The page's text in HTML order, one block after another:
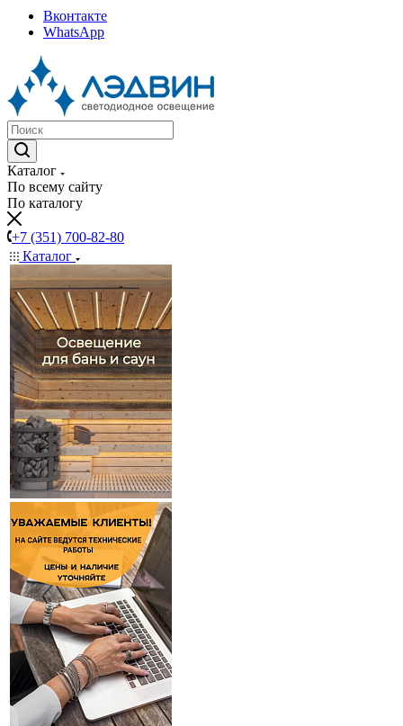
Вконтакте
WhatsApp
Каталог
По всему сайту
По каталогу
+7 (351) 700-82-80
Каталог